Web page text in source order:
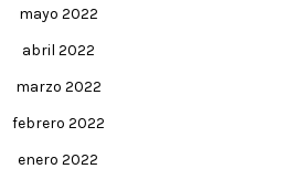
mayo 2022
abril 2022
marzo 2022
febrero 2022
enero 2022